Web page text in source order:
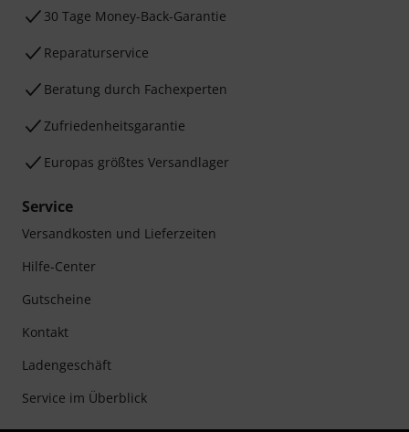
30 Tage Money-Back-Garantie
Reparaturservice
Beratung durch Fachexperten
Zufriedenheitsgarantie
Europas größtes Versandlager
Service
Versandkosten und Lieferzeiten
Hilfe-Center
Gutscheine
Kontakt
Ladengeschäft
Service im Überblick